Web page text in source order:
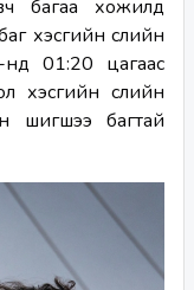
багаа хожилд
хэсгийн сүүлийн
01:20 цагаас
сүүлийн
шигшээ багтай